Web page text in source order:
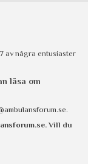
av några entusiaster
läsa om
.
. Vill du